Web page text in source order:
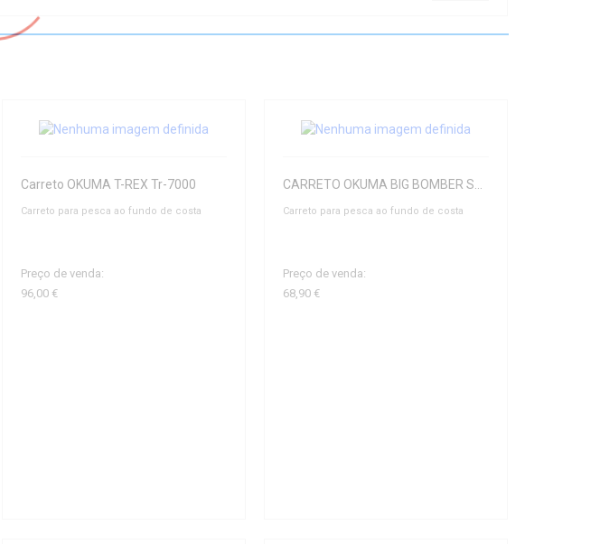
Carreto OKUMA T-REX Tr-7000
Carreto para pesca ao fundo de costa
Preço de venda:
96,00 €
Carreto para pesca ao fundo de costa
Preço de venda:
68,90 €